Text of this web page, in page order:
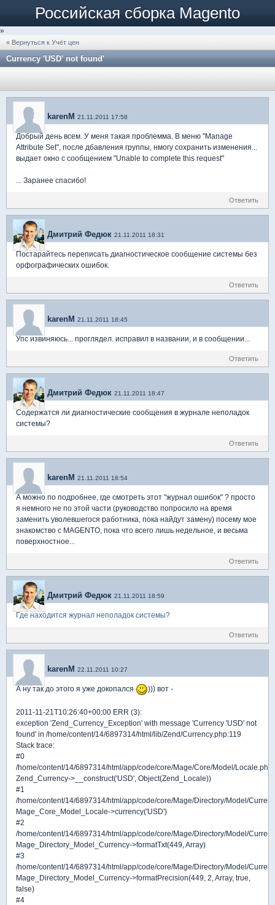
Российская сборка Magento
»
« Вернуться к Учёт цен
Currency 'USD' not found'
karenM 21.11.2011 17:58
Добрый день всем. У меня такая проблемма. В меню "Manage
Attribute Set", после дбавления группы, нмогу сохранить изменения...
выдает окно с сообщением "Unable to complete this request"
... Заранее спасибо!
Ответить
Дмитрий Федюк 21.11.2011 18:31
Постарайтесь переписать диагностическое сообщение системы без
орфографических ошибок.
Ответить
karenM 21.11.2011 18:45
Упс извиняюсь... проглядел. исправил в названии, и в сообщении...
Ответить
Дмитрий Федюк 21.11.2011 18:47
Содержатся ли диагностические сообщения в журнале неполадок
системы?
Ответить
karenM 21.11.2011 18:54
А можно по подробнее, где смотреть этот "журнал ошибок" ? просто
я немного не по этой части (руководство попросило на время
заменить уволевшегося работника, пока найдут замену) посему мое
знакомство с MAGENTO, пока что всего лишь недельное, и весьма
поверхностное...
Ответить
Дмитрий Федюк 21.11.2011 18:59
Где находится журнал неполадок системы?
Ответить
karenM 22.11.2011 10:27
А ну так до этого я уже докопался ))) вот -
2011-11-21T10:26:40+00:00 ERR (3):
exception 'Zend_Currency_Exception' with message 'Currency 'USD' not
found' in /home/content/14/6897314/html/lib/Zend/Currency.php:119
Stack trace:
#0
/home/content/14/6897314/html/app/code/core/Mage/Core/Model/
Zend_Currency->__construct('USD', Object(Zend_Locale))
#1
/home/content/14/6897314/html/app/code/core/Mage/Directory/Model/
Mage_Core_Model_Locale->currency('USD')
#2
/home/content/14/6897314/html/app/code/core/Mage/Directory/Model/
Mage_Directory_Model_Currency->formatTxt(449, Array)
#3
/home/content/14/6897314/html/app/code/core/Mage/Directory/Model/
Mage_Directory_Model_Currency->formatPrecision(449, 2, Array, true,
false)
#4